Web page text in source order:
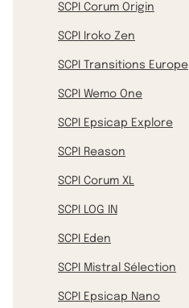
SCPI Corum Origin
SCPI Iroko Zen
SCPI Transitions Europe
SCPI Wemo One
SCPI Epsicap Explore
SCPI Reason
SCPI Corum XL
SCPI LOG IN
SCPI Eden
SCPI Mistral Sélection
SCPI Epsicap Nano